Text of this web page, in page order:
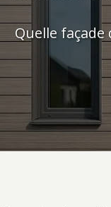
Quelle